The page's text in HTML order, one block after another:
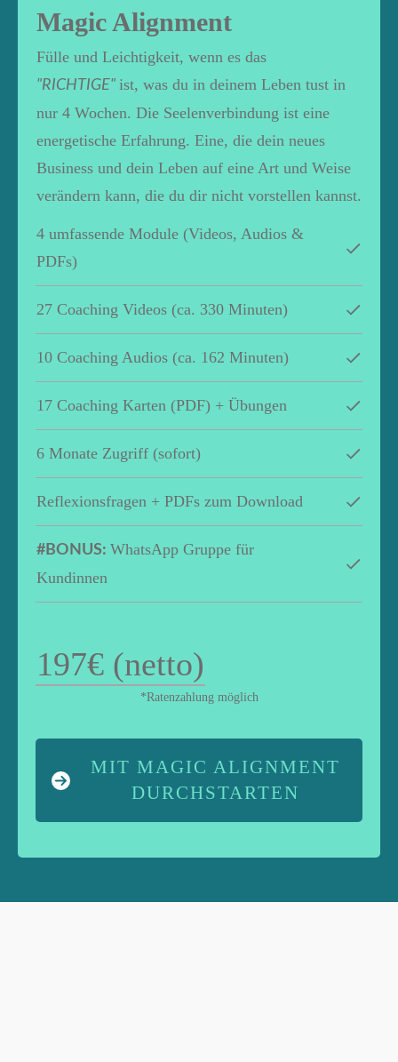
Magic Alignment
Fülle und Leichtigkeit, wenn es das
"RICHTIGE" ist, was du in deinem Leben tust in
nur 4 Wochen. Die Seelenverbindung ist eine
energetische Erfahrung. Eine, die dein neues
Business und dein Leben auf eine Art und Weise
verändern kann, die du dir nicht vorstellen kannst.
4 umfassende Module (Videos, Audios &
PDFs)
27 Coaching Videos (ca. 330 Minuten)
10 Coaching Audios (ca. 162 Minuten)
17 Coaching Karten (PDF) + Übungen
6 Monate Zugriff (sofort)
Reflexionsfragen + PDFs zum Download
#BONUS: WhatsApp Gruppe für
Kundinnen
197€ (netto)
*Ratenzahlung möglich
MIT MAGIC ALIGNMENT
DURCHSTARTEN